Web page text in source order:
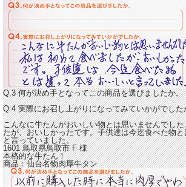
Q.3 何が決め手となってこの商品を選びましたか。
Q.4 実際にお召し上がりになってみていかがでした
こんなに牛たんがおいしい物とは思いませんでした
たが、おいしかったです。子供達は今迄食べた物
と言っていました。
1601 鳥取県鳥取市F様
本格的な牛たん！
商品：仙台名物肉厚牛タン